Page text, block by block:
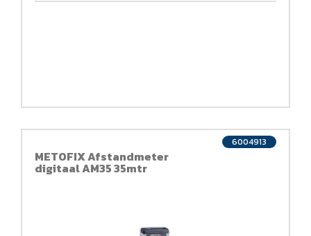
METOFIX Afstandmeter
digitaal AM35 35mtr
6004913